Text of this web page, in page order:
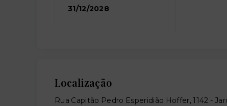
31/12/2028
Localização
Rua Capitão Pedro Esperidião Hoffer, 1142 -